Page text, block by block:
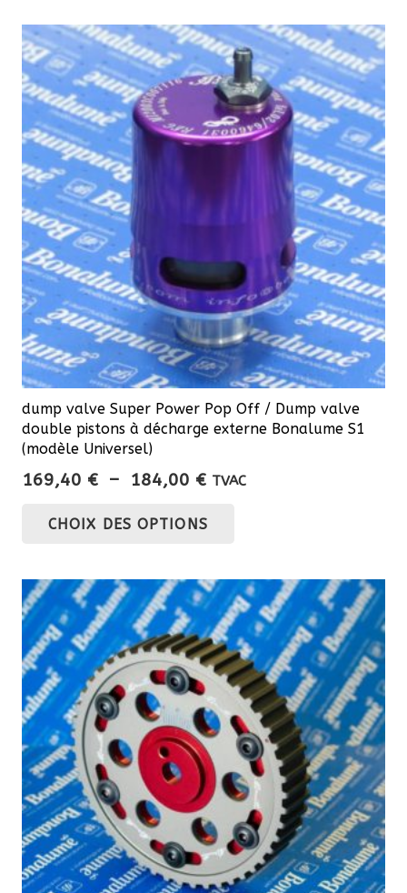
dump valve Super Power Pop Off / Dump valve
double pistons à décharge externe Bonalume S1
(modèle Universel)
169,40 € – 184,00 €Plage
prix :
184,00 €
TVAC
CHOIX DES OPTIONS
plusieurs
variations.
Les
options
peuvent
être
choisies
sur
la
page
du
produit